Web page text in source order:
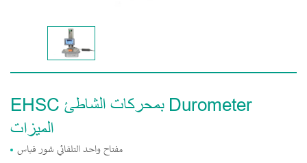
EHSC بمحركات الشاطئ Durometer
الميزات
مفتاح واحد التلقائي شور قياس